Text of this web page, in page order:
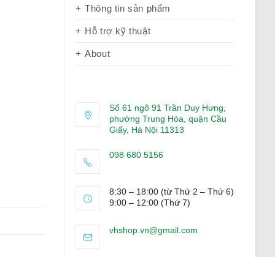
Thông tin sản phẩm
Hỗ trợ kỹ thuật
About
Số 61 ngõ 91 Trần Duy Hưng,
phường Trung Hòa, quận Cầu
Giấy, Hà Nội 11313
098 680 5156
your
8:30 – 18:00 (từ Thứ 2 – Thứ 6)
9:00 – 12:00 (Thứ 7)
vhshop.vn@gmail.comOpens